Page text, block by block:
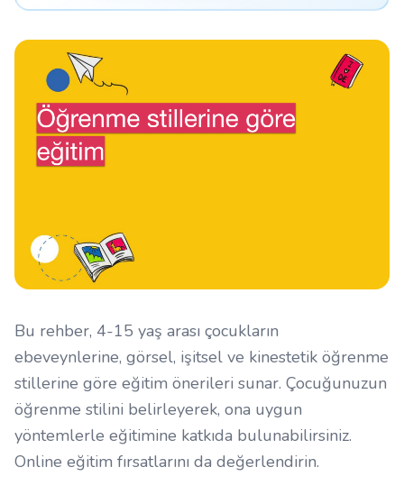
Bu rehber, 4-15 yaş arası çocukların
ebeveynlerine, görsel, işitsel ve kinestetik öğrenme
stillerine göre eğitim önerileri sunar. Çocuğunuzun
öğrenme stilini belirleyerek, ona uygun
yöntemlerle eğitimine katkıda bulunabilirsiniz.
Online eğitim fırsatlarını da değerlendirin.